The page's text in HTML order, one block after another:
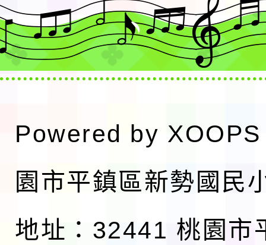
Powered by XOOPS
園市平鎮區新勢國民
地址：32441 桃園市